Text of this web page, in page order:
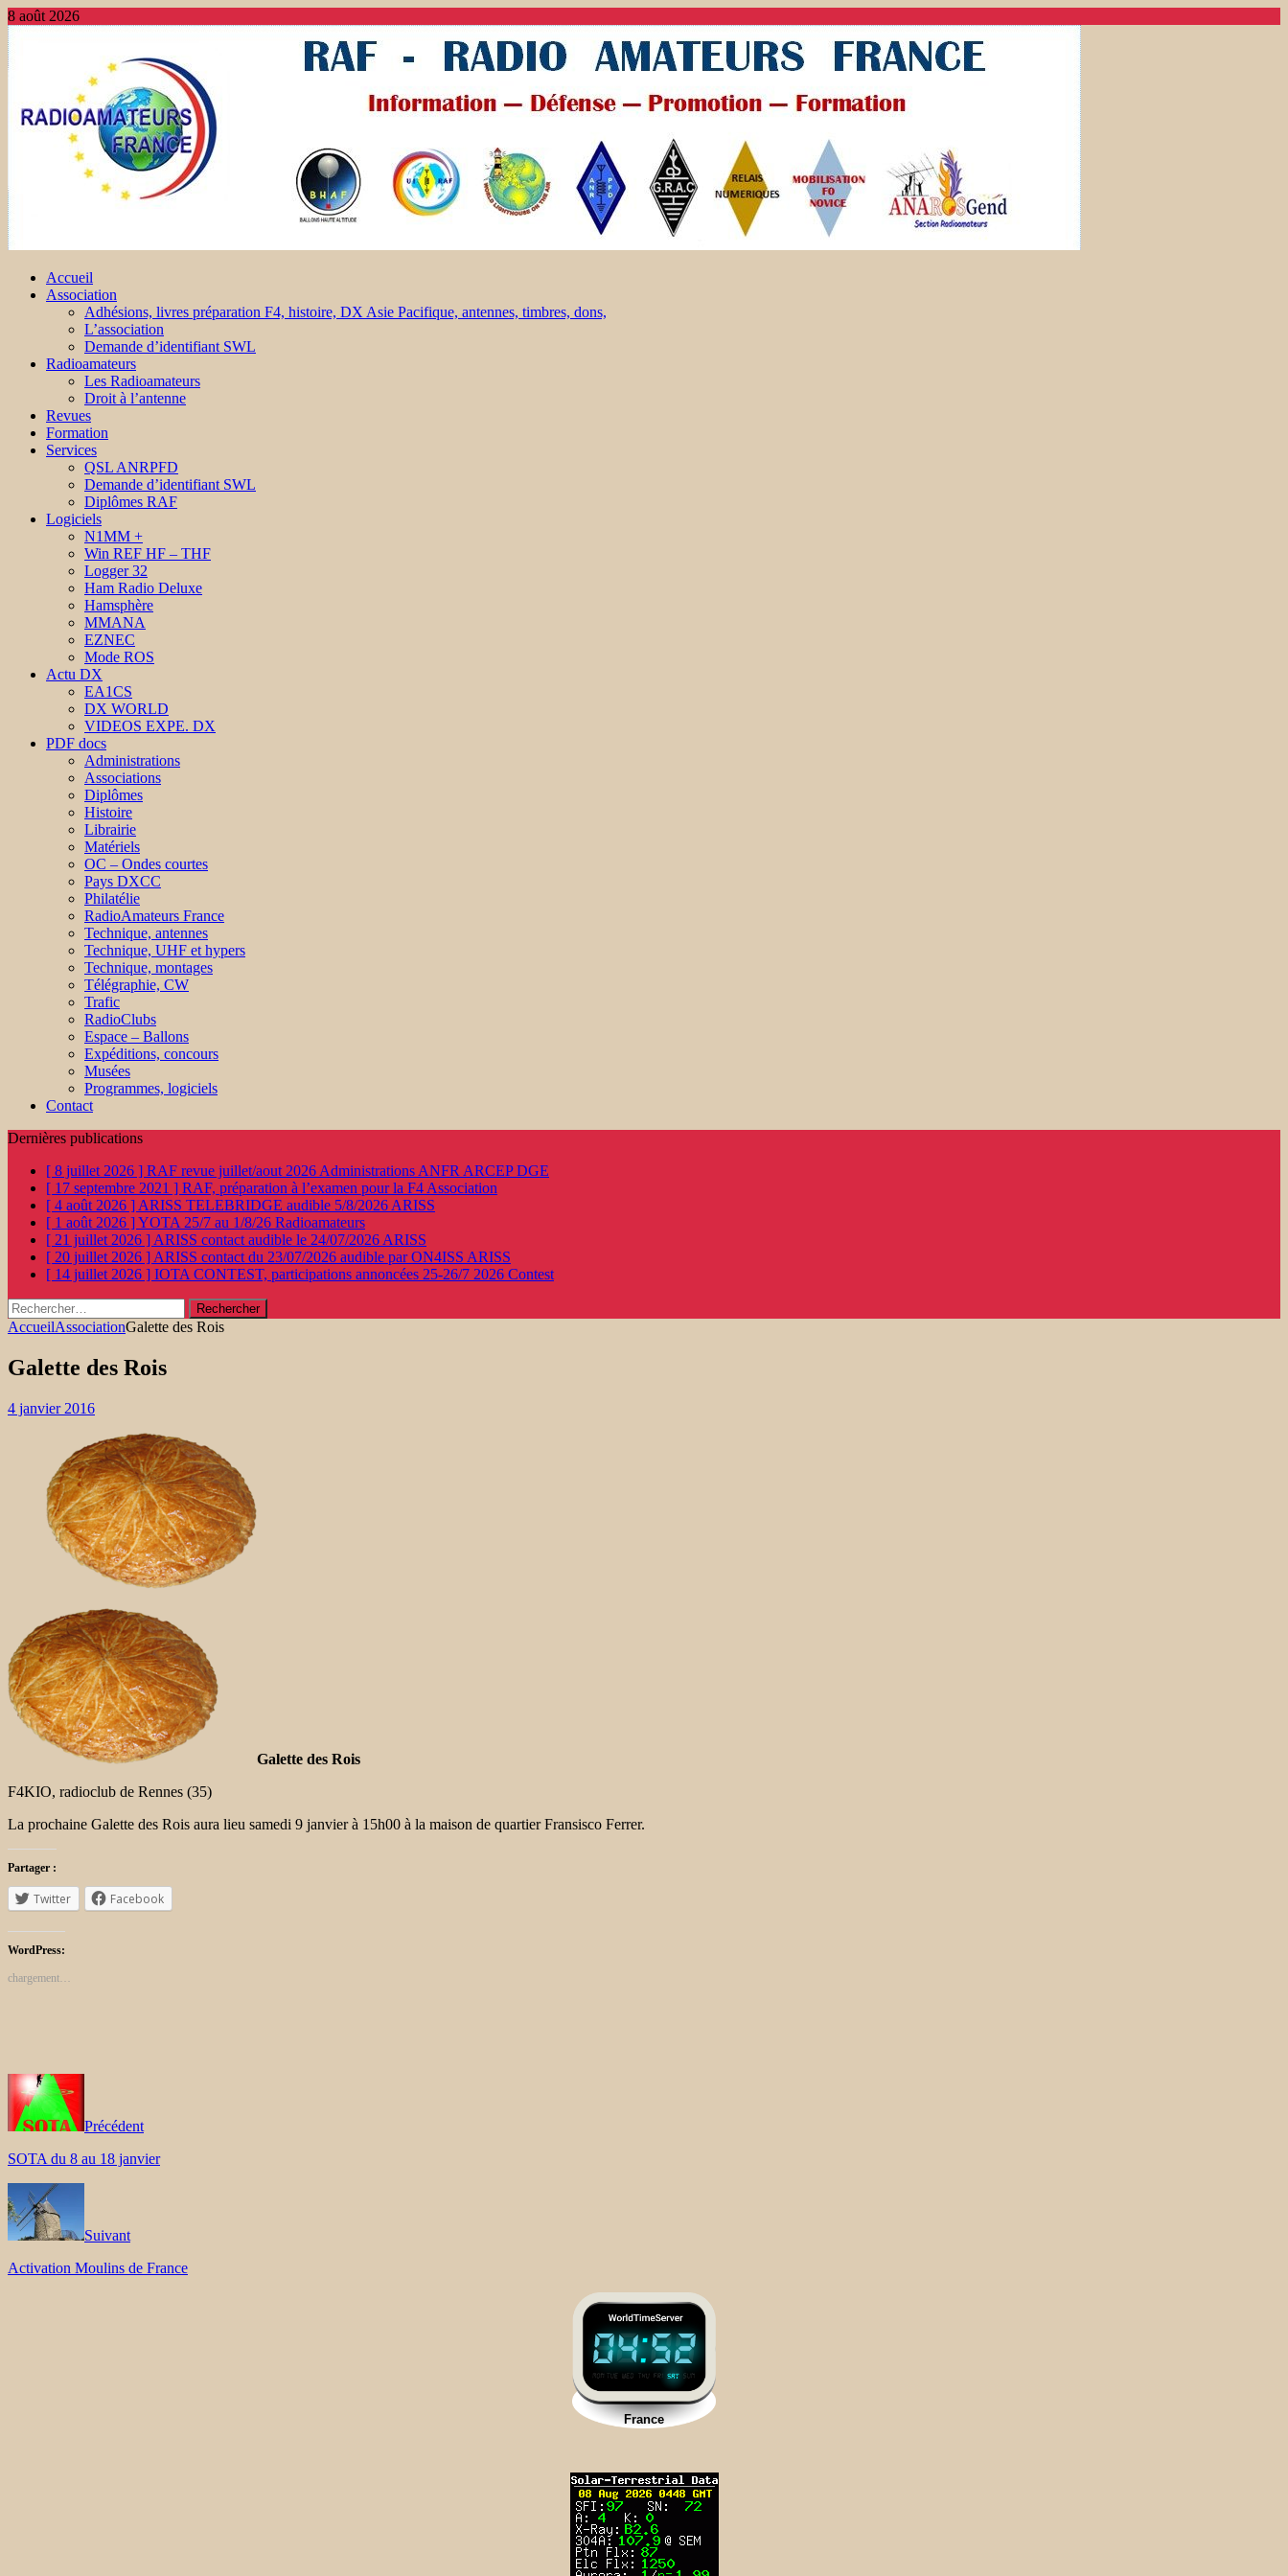
8 août 2026
Accueil
Association
Adhésions, livres préparation F4, histoire, DX Asie Pacifique, antennes, timbres, dons,
L’association
Demande d’identifiant SWL
Radioamateurs
Les Radioamateurs
Droit à l’antenne
Revues
Formation
Services
QSL ANRPFD
Demande d’identifiant SWL
Diplômes RAF
Logiciels
N1MM +
Win REF HF – THF
Logger 32
Ham Radio Deluxe
Hamsphère
MMANA
EZNEC
Mode ROS
Actu DX
EA1CS
DX WORLD
VIDEOS EXPE. DX
PDF docs
Administrations
Associations
Diplômes
Histoire
Librairie
Matériels
OC – Ondes courtes
Pays DXCC
Philatélie
RadioAmateurs France
Technique, antennes
Technique, UHF et hypers
Technique, montages
Télégraphie, CW
Trafic
RadioClubs
Espace – Ballons
Expéditions, concours
Musées
Programmes, logiciels
Contact
Dernières publications
[ 8 juillet 2026 ] RAF revue juillet/aout 2026 Administrations ANFR ARCEP DGE
[ 17 septembre 2021 ] RAF, préparation à l’examen pour la F4 Association
[ 4 août 2026 ] ARISS TELEBRIDGE audible 5/8/2026 ARISS
[ 1 août 2026 ]YOTA 25/7 au 1/8/26 Radioamateurs
[ 21 juillet 2026 ] ARISS contact audible le 24/07/2026 ARISS
[ 20 juillet 2026 ] ARISS contact du 23/07/2026 audible par ON4ISS ARISS
[ 14 juillet 2026 ] IOTA CONTEST, participations annoncées 25-26/7 2026 Contest
Rechercher :
AccueilAssociationGalette des Rois
Galette des Rois
4 janvier 2016
Galette des Rois
F4KIO, radioclub de Rennes (35)
La prochaine Galette des Rois aura lieu samedi 9 janvier à 15h00 à la maison de quartier Fransisco Ferrer.
Partager :
Twitter Facebook
WordPress:
chargement…
Précédent
SOTA du 8 au 18 janvier
Suivant
Activation Moulins de France